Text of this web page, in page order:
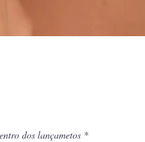
dos lançametos